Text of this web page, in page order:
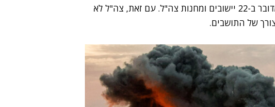
המחבלים. את זה אומנם אפשר להבין כי מדובר ב-22 יישובים ומחנות צה"ל. עם זאת, צה"ל לא
של התושבים.